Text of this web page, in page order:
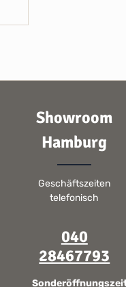
Showroom
Hamburg
Geschäftszeiten
telefonisch
040
28467793